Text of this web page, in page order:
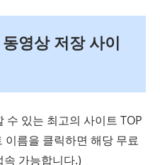
영상 저장 사이
수 있는 최고의 사이트 TOP
이름을 클릭하면 해당 무료
가능합니다.)